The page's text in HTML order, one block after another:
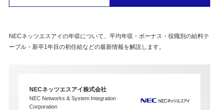
NECネッツエスアイの年収について、平均年収・ボーナス・役職別の給料テ
ーブル・新卒1年目の初任給などの最新情報を解説します。
NECネッツエスアイ株式会社
NEC Networks & System Integration
Corporation